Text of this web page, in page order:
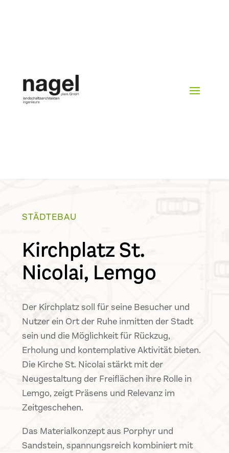
STÄDTEBAU
Kirchplatz St.
Nicolai, Lemgo
Der Kirchplatz soll für seine Besucher und
Nutzer ein Ort der Ruhe inmitten der Stadt
sein und die Möglichkeit für Rückzug,
Erholung und kontemplative Aktivität bieten.
Die Kirche St. Nicolai stärkt mit der
Neugestaltung der Freiflächen ihre Rolle in
Lemgo, zeigt Präsens und Relevanz im
Zeitgeschehen.
Das Materialkonzept aus Porphyr und
Sandstein, spannungsreich kombiniert mit